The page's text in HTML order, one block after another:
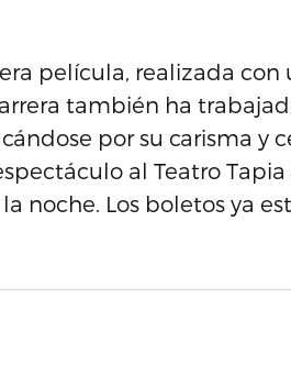
película, realizada
también ha
por su carisma y
al Teatro Tapia
noche. Los boletos ya